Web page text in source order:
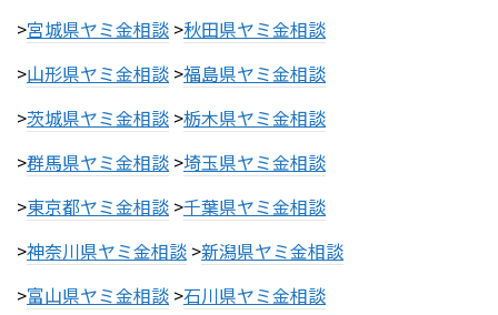
>宮城県ヤミ金相談 >秋田県ヤミ金相談
>山形県ヤミ金相談 >福島県ヤミ金相談
>茨城県ヤミ金相談 >栃木県ヤミ金相談
>群馬県ヤミ金相談 >埼玉県ヤミ金相談
>東京都ヤミ金相談 >千葉県ヤミ金相談
>神奈川県ヤミ金相談 >新潟県ヤミ金相談
>富山県ヤミ金相談 >石川県ヤミ金相談